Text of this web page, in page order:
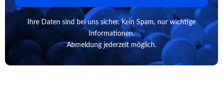
Ihre Daten sind bei uns sicher. Kein Spam, nur wichtige
Informationen.
Abmeldung jederzeit möglich.